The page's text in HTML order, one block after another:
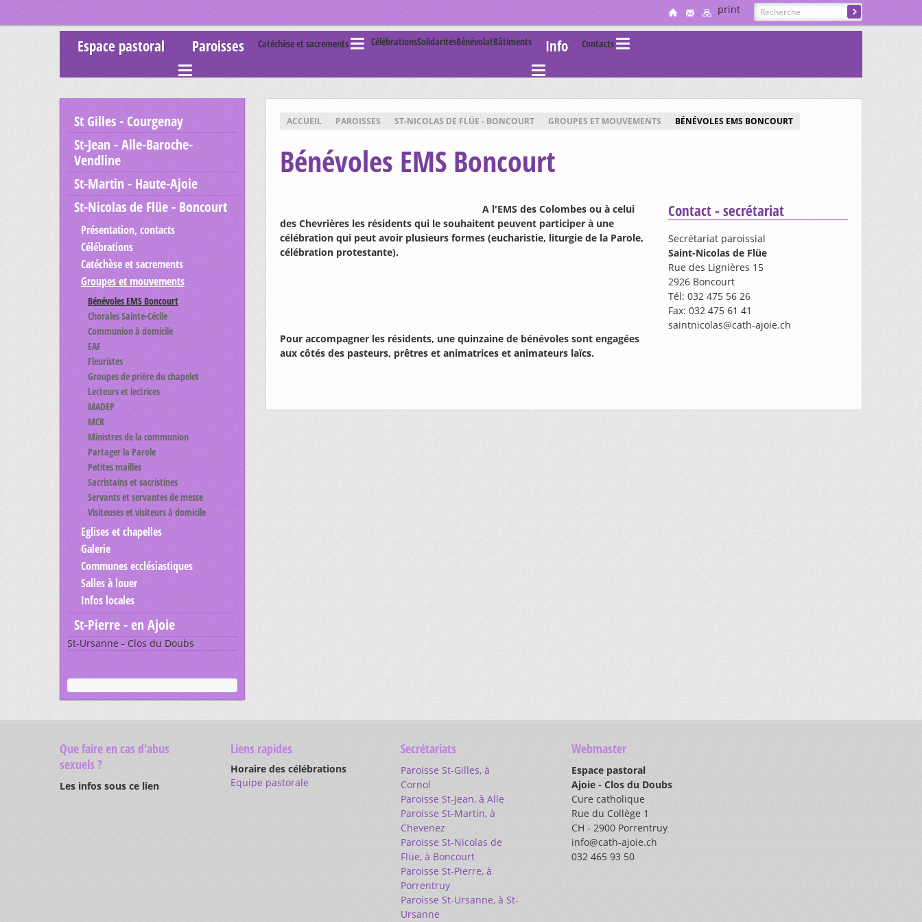
print
Espace pastoral Paroisses Catéchèse et sacrements CélébrationsSolidaritésBénévolatBâtiments Info Contacts
ACCUEIL PAROISSES ST-NICOLAS DE FLÜE - BONCOURT GROUPES ET MOUVEMENTS BÉNÉVOLES EMS BONCOURT
Bénévoles EMS Boncourt
A l'EMS des Colombes ou à celui
des Chevrières les résidents qui le souhaitent peuvent participer à une
célébration qui peut avoir plusieurs formes (eucharistie, liturgie de la Parole,
célébration protestante).
Pour accompagner les résidents, une quinzaine de bénévoles sont engagées
aux côtés des pasteurs, prêtres et animatrices et animateurs laïcs.
Contact - secrétariat
Secrétariat paroissial
Saint-Nicolas de Flüe
Rue des Lignières 15
2926 Boncourt
Tél: 032 475 56 26
Fax: 032 475 61 41
saintnicolas@cath-ajoie.ch
St Gilles - Courgenay
St-Jean - Alle-Baroche-
Vendline
St-Martin - Haute-Ajoie
St-Nicolas de Flüe - Boncourt
Présentation, contacts
Célébrations
Catéchèse et sacrements
Groupes et mouvements
Bénévoles EMS Boncourt
Chorales Sainte-Cécile
Communion à domicile
EAF
Fleuristes
Groupes de prière du chapelet
Lecteurs et lectrices
MADEP
MCR
Ministres de la communion
Partager la Parole
Petites mailles
Sacristains et sacristines
Servants et servantes de messe
Visiteuses et visiteurs à domicile
Eglises et chapelles
Galerie
Communes ecclésiastiques
Salles à louer
Infos locales
St-Pierre - en Ajoie
St-Ursanne - Clos du Doubs
Que faire en cas d'abus
sexuels ?
Les infos sous ce lien
Liens rapides
Horaire des célébrations
Equipe pastorale
Secrétariats
Paroisse St-Gilles, à
Cornol
Paroisse St-Jean, à Alle
Paroisse St-Martin, à
Chevenez
Paroisse St-Nicolas de
Flüe, à Boncourt
Paroisse St-Pierre, à
Porrentruy
Paroisse St-Ursanne, à St-
Ursanne
Webmaster
Espace pastoral
Ajoie - Clos du Doubs
Cure catholique
Rue du Collège 1
CH - 2900 Porrentruy
info@cath-ajoie.ch
032 465 93 50